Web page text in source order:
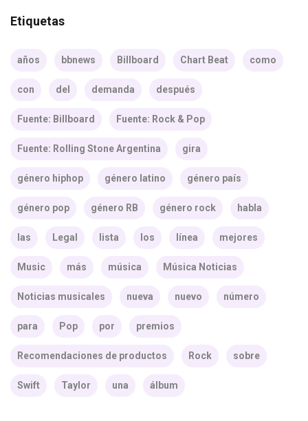
Etiquetas
años bbnews Billboard Chart Beat como
con del demanda después
Fuente: Billboard Fuente: Rock & Pop
Fuente: Rolling Stone Argentina gira
género hiphop género latino género país
género pop género RB género rock habla
las Legal lista los línea mejores
Music más música Música Noticias
Noticias musicales nueva nuevo número
para Pop por premios
Recomendaciones de productos Rock sobre
Swift Taylor una álbum